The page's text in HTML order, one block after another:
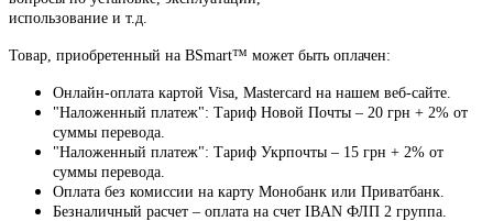
использование и т.д.
Товар, приобретенный на BSmart™ может быть оплачен:
Онлайн-оплата картой Visa, Mastercard на нашем веб-сайте.
"Наложенный платеж": Тариф Новой Почты – 20 грн + 2% от
суммы перевода.
"Наложенный платеж": Тариф Укрпочты – 15 грн + 2% от
суммы перевода.
Оплата без комиссии на карту Монобанк или Приватбанк.
Безналичный расчет – оплата на счет IBAN ФЛП 2 группа.